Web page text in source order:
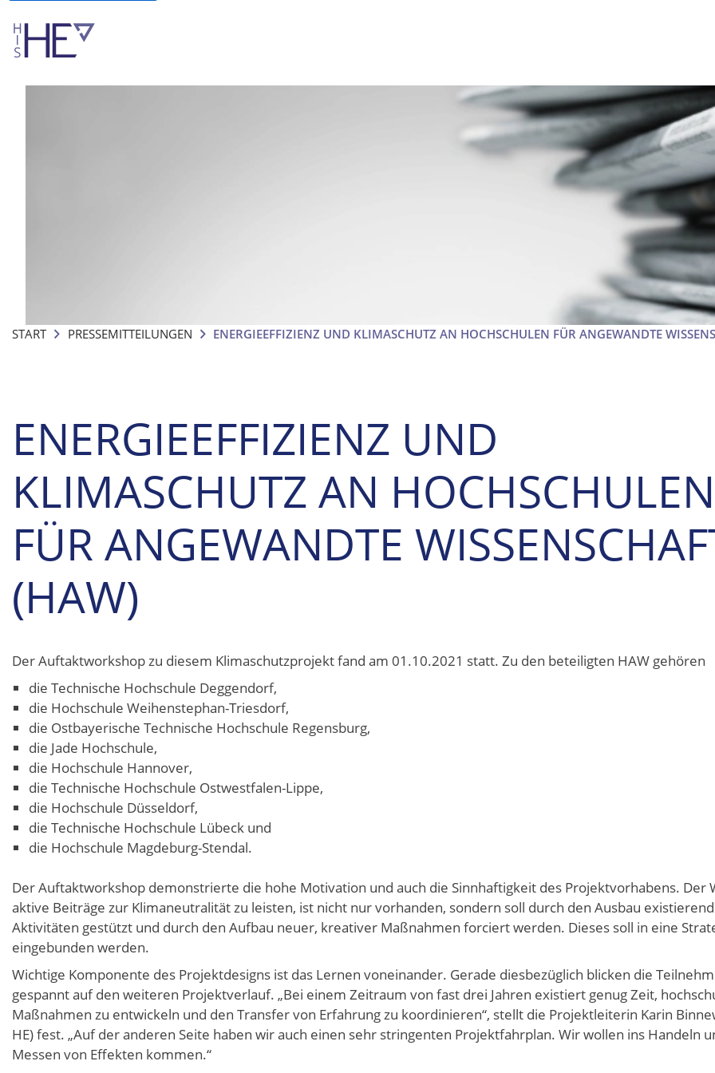
START PRESSEMITTEILUNGEN ENERGIEEFFIZIENZ UND KLIMASCHUTZ AN HOCHSCHULEN FÜR ANGEWANDTE
ENERGIEEFFIZIENZ UND
KLIMASCHUTZ AN HOCHSCHULEN
FÜR ANGEWANDTE
(HAW)
Der Auftaktworkshop zu diesem Klimaschutzprojekt fand am 01.10.2021 statt. Zu den beteiligten HAW gehören
die Technische Hochschule Deggendorf,
die Hochschule Weihenstephan-Triesdorf,
die Ostbayerische Technische Hochschule Regensburg,
die Jade Hochschule,
die Hochschule Hannover,
die Technische Hochschule Ostwestfalen-Lippe,
die Hochschule Düsseldorf,
die Technische Hochschule Lübeck und
die Hochschule Magdeburg-Stendal.
Der Auftaktworkshop demonstrierte die hohe Motivation und auch die Sinnhaftigkeit des Projektvorhabens. Der
aktive Beiträge zur Klimaneutralität zu leisten, ist nicht nur vorhanden, sondern soll durch den Ausbau
Aktivitäten gestützt und durch den Aufbau neuer, kreativer Maßnahmen forciert werden. Dieses soll in eine
eingebunden werden.
Wichtige Komponente des Projektdesigns ist das Lernen voneinander. Gerade diesbezüglich blicken die
gespannt auf den weiteren Projektverlauf. „Bei einem Zeitraum von fast drei Jahren existiert genug Zeit,
Maßnahmen zu entwickeln und den Transfer von Erfahrung zu koordinieren“, stellt die Projektleiterin Karin
HE) fest. „Auf der anderen Seite haben wir auch einen sehr stringenten Projektfahrplan. Wir wollen ins Handeln
Messen von Effekten kommen.“